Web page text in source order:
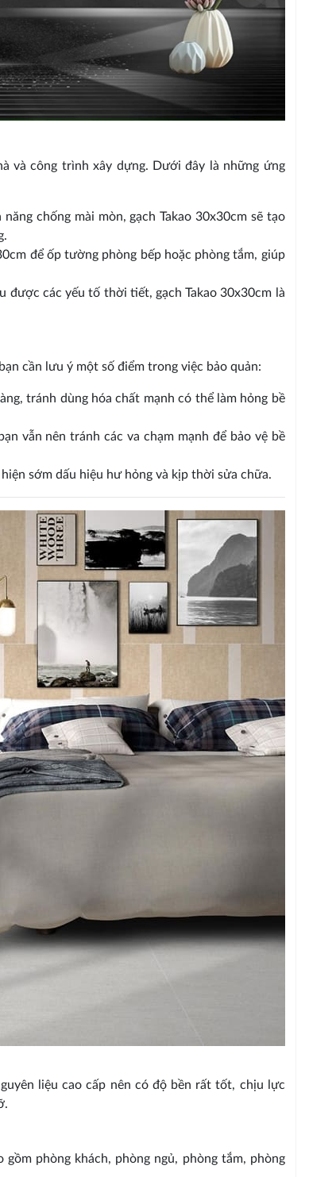
và công trình xây dựng. Dưới đây là những ứng
chống mài mòn, gạch Takao 30x30cm sẽ tạo
để ốp tường phòng bếp hoặc phòng tắm, giúp
được các yếu tố thời tiết, gạch Takao 30x30cm là
cần lưu ý một số điểm trong việc bảo quản:
tránh dùng hóa chất mạnh có thể làm hỏng bề
vẫn nên tránh các va chạm mạnh để bảo vệ bề
sớm dấu hiệu hư hỏng và kịp thời sửa chữa.
liệu cao cấp nên có độ bền rất tốt, chịu lực
phòng khách, phòng ngủ, phòng tắm, phòng